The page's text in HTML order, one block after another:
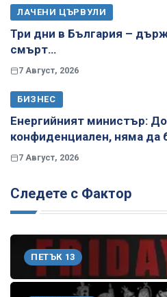
ЛАЧЕНИ ЦЪРВУЛИ
Три дни в България –
смърт…
7 Август, 2026
БИЗНЕС
Енергийният министър:
конфиденциален, няма да
7 Август, 2026
Следете с Фактор
ПЕТЪК 13